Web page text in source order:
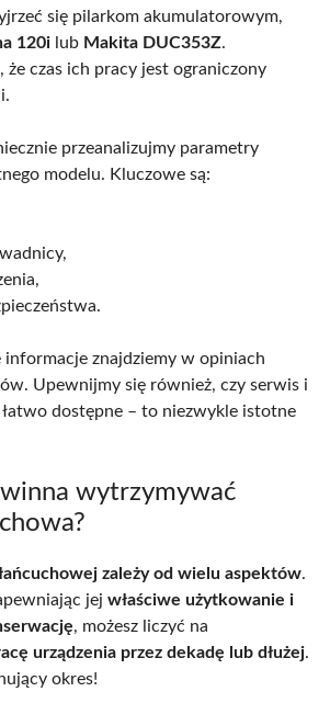
się pilarkom akumulatorowym,
120i lub Makita DUC353Z.
że czas ich pracy jest ograniczony
przeanalizujmy parametry
modelu. Kluczowe są:
znajdziemy w opiniach
Upewnijmy się również, czy serwis i
łatwo dostępne – to niezwykle istotne
wytrzymywać
zależy od wielu aspektów.
jej właściwe użytkowanie i
, możesz liczyć na
urządzenia przez dekadę lub dłużej.
okres!